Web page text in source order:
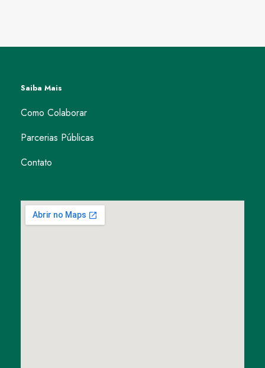
Saiba Mais
Como Colaborar
Parcerias Públicas
Contato